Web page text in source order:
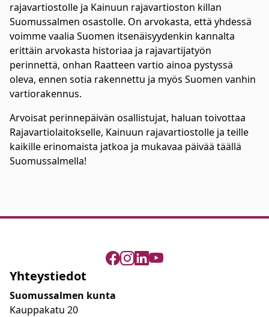
rajavartiostolle ja Kainuun rajavartioston killan
Suomussalmen osastolle. On arvokasta, että yhdessä
voimme vaalia Suomen itsenäisyydenkin kannalta
erittäin arvokasta historiaa ja rajavartijatyön
perinnettä, onhan Raatteen vartio ainoa pystyssä
oleva, ennen sotia rakennettu ja myös Suomen vanhin
vartiorakennus.
Arvoisat perinnepäivän osallistujat, haluan toivottaa
Rajavartiolaitokselle, Kainuun rajavartiostolle ja teille
kaikille erinomaista jatkoa ja mukavaa päivää täällä
Suomussalmella!
Yhteystiedot
Suomussalmen kunta
Kauppakatu 20